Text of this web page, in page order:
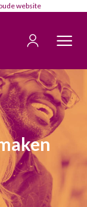
website